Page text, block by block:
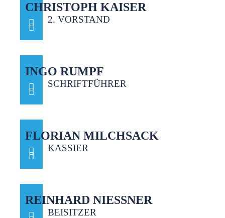
CHRISTOPH KAISER
2. VORSTAND
INGO RUMPF
SCHRIFTFÜHRER
FLORIAN MILCHSACK
KASSIER
REINHARD NIESSNER
BEISITZER